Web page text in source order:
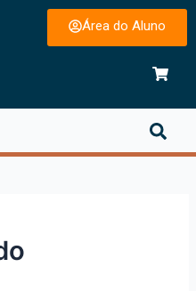
Área do Aluno